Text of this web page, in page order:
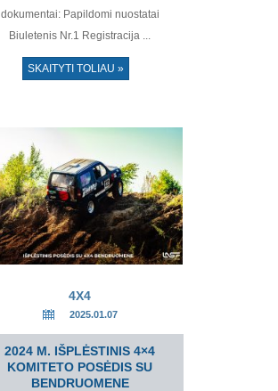
dokumentai: Papildomi nuostatai
Biuletenis Nr.1 Registracija ...
SKAITYTI TOLIAU »
4X4
2025.01.07
2024 M. IŠPLĖSTINIS 4×4
KOMITETO POSĖDIS SU
BENDRUOMENE